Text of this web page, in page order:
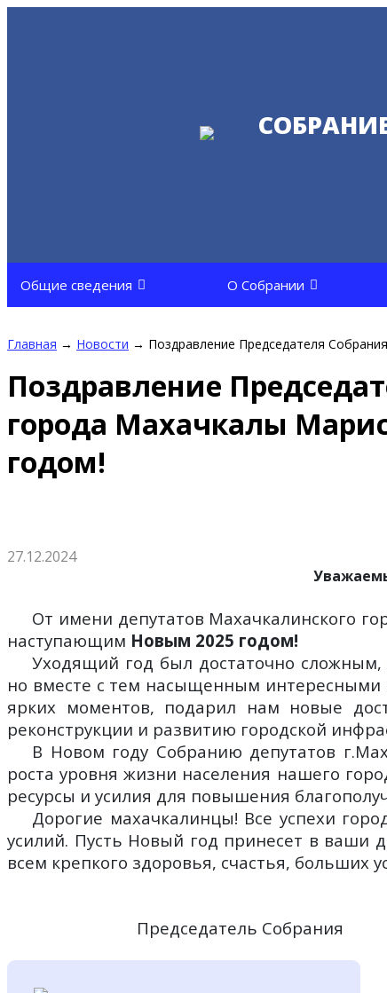
Общие сведения О Собрании
Главная → Новости → Поздравление Председателя
Поздравление
города Махачкалы
годом!
27.12.2024
От имени депутатов Махачкалинского
наступающим Новым 2025 годом!
Уходящий год был достаточно сложным,
но вместе с тем насыщенным
ярких моментов, подарил нам новые
реконструкции и развитию городской
В Новом году Собранию депутатов
роста уровня жизни населения нашего
ресурсы и усилия для повышения
Дорогие махачкалинцы! Все успехи
усилий. Пусть Новый год принесет в ваши
всем крепкого здоровья, счастья, больших
Председатель